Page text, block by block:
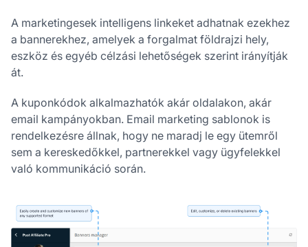
A marketingesek intelligens linkeket adhatnak ezekhez
a bannerekhez, amelyek a forgalmat földrajzi hely,
eszköz és egyéb célzási lehetőségek szerint irányítják
át.
A kuponkódok alkalmazhatók akár oldalakon, akár
email kampányokban. Email marketing sablonok is
rendelkezésre állnak, hogy ne maradj le egy ütemről
sem a kereskedőkkel, partnerekkel vagy ügyfelekkel
való kommunikáció során.